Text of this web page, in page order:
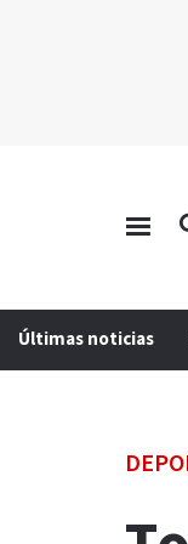
Últimas noticias